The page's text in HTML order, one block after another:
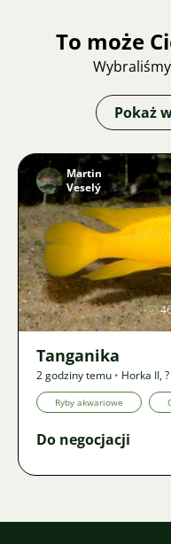
To może
Pokaż
Martin
Veselý
Tanganika
2 godziny temu • Horka II,
Ryby akwariowe
Do negocjacji